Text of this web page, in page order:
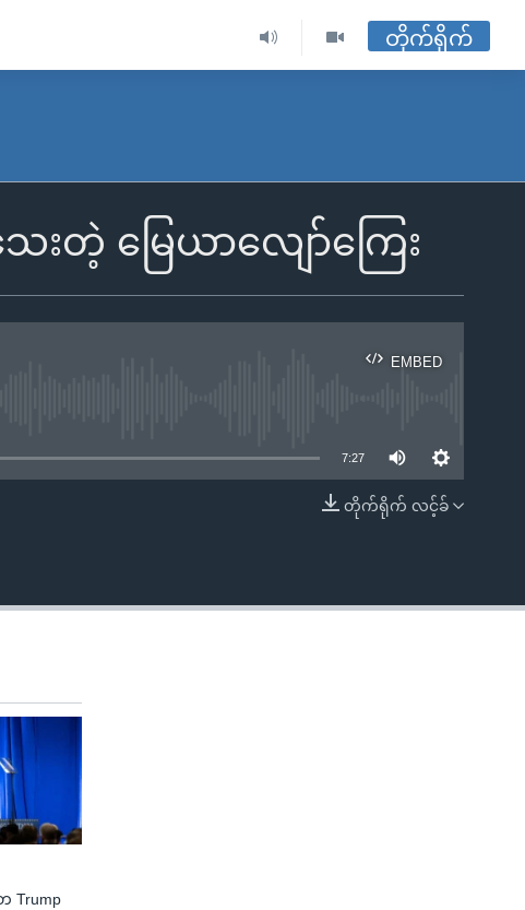
တိုက်ရိုက်
းတဲ့ မြေယာလျော်ကြေး
EMBED
EMBED
7:27
တိုက်ရိုက် လင့်ခ်
Trump